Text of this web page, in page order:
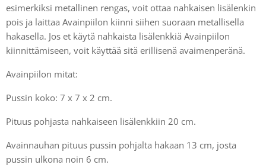
esimerkiksi metallinen rengas, voit ottaa nahkaisen lisälenkin
pois ja laittaa Avainpiilon kiinni siihen suoraan metallisella
hakasella. Jos et käytä nahkaista lisälenkkiä Avainpiilon
kiinnittämiseen, voit käyttää sitä erillisenä avaimenperänä.
Avainpiilon mitat:
Pussin koko: 7 x 7 x 2 cm.
Pituus pohjasta nahkaiseen lisälenkkiin 20 cm.
Avainnauhan pituus pussin pohjalta hakaan 13 cm, josta
pussin ulkona noin 6 cm.